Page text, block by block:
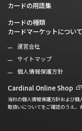
カードの用語集
カードの種類
カードマーケットについて
運営会社
サイトマップ
個人情報保護方針
Cardinal Online Shop
当社の個人情報保護方針および個
取扱いについてをご確認のうえ、